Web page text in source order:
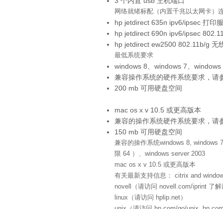
网络就绪标配（内置千兆以太网卡）
hp jetdirect 635n ipv6/ipsec 打印
hp jetdirect 690n ipv6/ipsec
hp jetdirect ew2500 802.11b/g 无
最低系统要求
windows 8、windows 7、
兼容操作系统的硬件系统要求，
200 mb 可用硬盘空间
mac os x v 10.5 或更高版本
兼容的操作系统硬件系统要求，请
150 mb 可用硬盘空间
兼容的操作系统windows 8, windows
限 64 ）、windows server 2003
mac os x v 10.5 或更高版本
有关最新支持信息： citrix and
novell（请访问 novell.com/iprint 了
linux（请访问 hplip.net）